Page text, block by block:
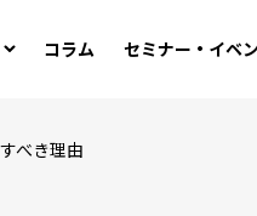
コラム セミナー・イベ
べき理由